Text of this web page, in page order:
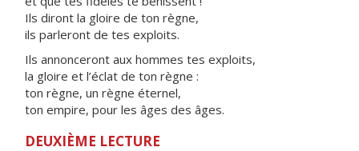
Ils diront la gloire de ton règne,
ils parleront de tes exploits.
Ils annonceront aux hommes tes exploits,
la gloire et l’éclat de ton règne :
ton règne, un règne éternel,
ton empire, pour les âges des âges.
DEUXIÈME LECTURE